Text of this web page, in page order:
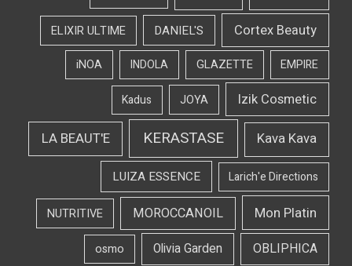
Cortex Beauty
DANIEL'S
ELIXIR ULTIME
EMPIRE
GLAZETTE
INDOLA
iNOA
Izik Cosmetic
JOYA
Kadus
Kava Kava
KERASTASE
LA BEAUT'E
Larich'e Directions
LUIZA ESSENCE
Mon Platin
MOROCCANOIL
NUTRITIVE
OBLIPHICA
Olivia Garden
osmo